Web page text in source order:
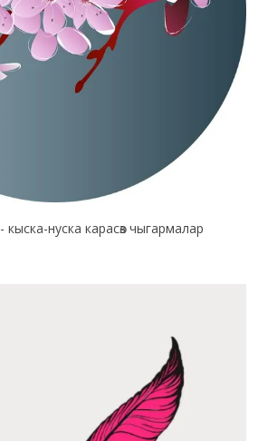
- кыска-нуска карасөз чыгармалар